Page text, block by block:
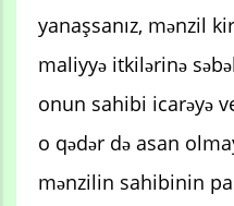
yanaşsanız, mənzil
maliyyə itkilərinə
onun sahibi icarəyə
o qədər də asan
mənzilin sahibinin